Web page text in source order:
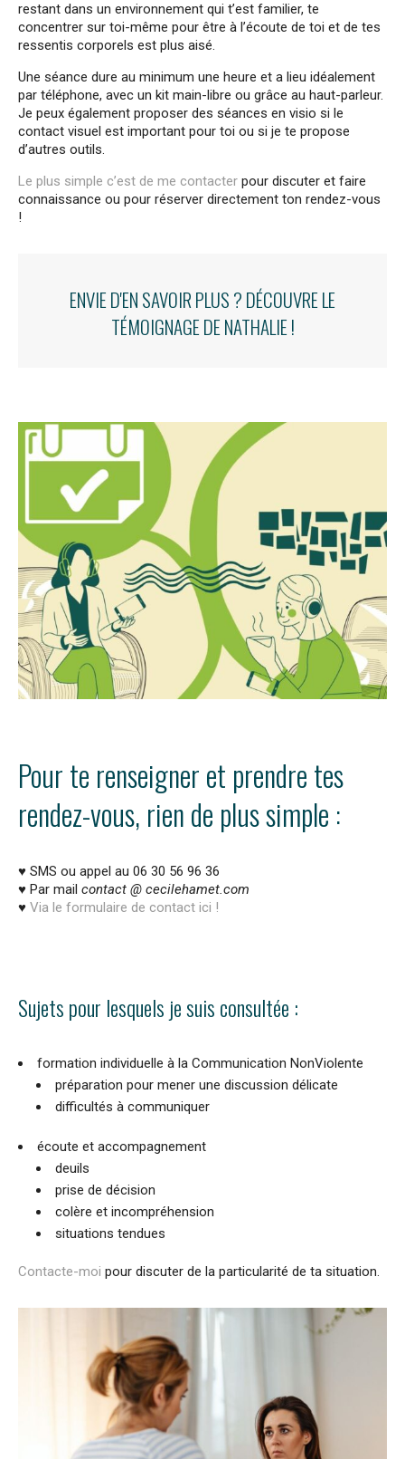
restant dans un environnement qui t’est familier, te
concentrer sur toi-même pour être à l’écoute de toi et de tes
ressentis corporels est plus aisé.
Une séance dure au minimum une heure et a lieu idéalement
par téléphone, avec un kit main-libre ou grâce au haut-parleur.
Je peux également proposer des séances en visio si le
contact visuel est important pour toi ou si je te propose
d’autres outils.
Le plus simple c’est de me contacter pour discuter et faire
connaissance ou pour réserver directement ton rendez-vous
!
ENVIE D'EN SAVOIR PLUS ? DÉCOUVRE LE
TÉMOIGNAGE DE NATHALIE !
Pour te renseigner et prendre tes
rendez-vous, rien de plus simple :
♥ SMS ou appel au 06 30 56 96 36
♥ Par mail contact @ cecilehamet.com
♥ Via le formulaire de contact ici !
Sujets pour lesquels je suis consultée :
formation individuelle à la Communication NonViolente
préparation pour mener une discussion délicate
difficultés à communiquer
écoute et accompagnement
deuils
prise de décision
colère et incompréhension
situations tendues
Contacte-moi pour discuter de la particularité de ta situation.